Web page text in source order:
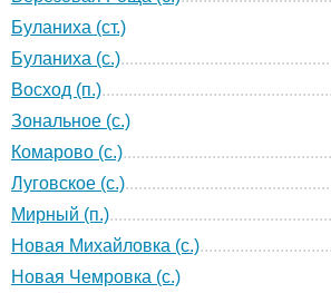
Буланиха (ст.)
Буланиха (с.)
Восход (п.)
Зональное (с.)
Комарово (с.)
Луговское (с.)
Мирный (п.)
Новая Михайловка (с.)
Новая Чемровка (с.)